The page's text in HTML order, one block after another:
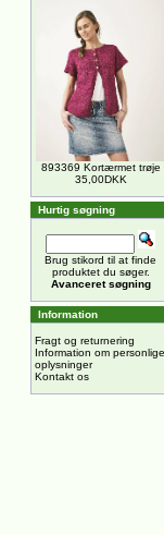
893369 Kortærmet trøje
35,00DKK
Hurtig søgning
Brug stikord til at finde
produktet du søger.
Avanceret søgning
Information
Fragt og returnering
Information om personlige
oplysninger
Kontakt os